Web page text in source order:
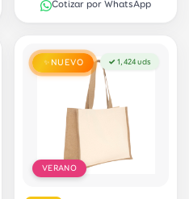
Cotizar por WhatsApp
✨ NUEVO ✓ 1,424 uds
VERANO